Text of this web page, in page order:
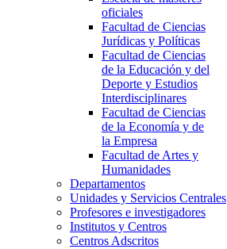
oficiales
Facultad de Ciencias
Jurídicas y Políticas
Facultad de Ciencias
de la Educación y del
Deporte y Estudios
Interdisciplinares
Facultad de Ciencias
de la Economía y de
la Empresa
Facultad de Artes y
Humanidades
Departamentos
Unidades y Servicios Centrales
Profesores e investigadores
Institutos y Centros
Centros Adscritos